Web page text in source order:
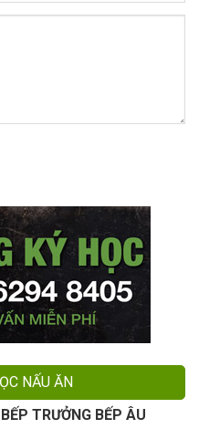
NẤU ĂN
BẾP TRƯỞNG BẾP ÂU